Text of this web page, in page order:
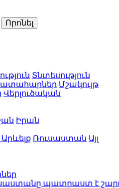
Տնտեսություն
Մշակույթ
Վերլուծական
Իրան
Ռուսաստան Այլ
պատրաստ է